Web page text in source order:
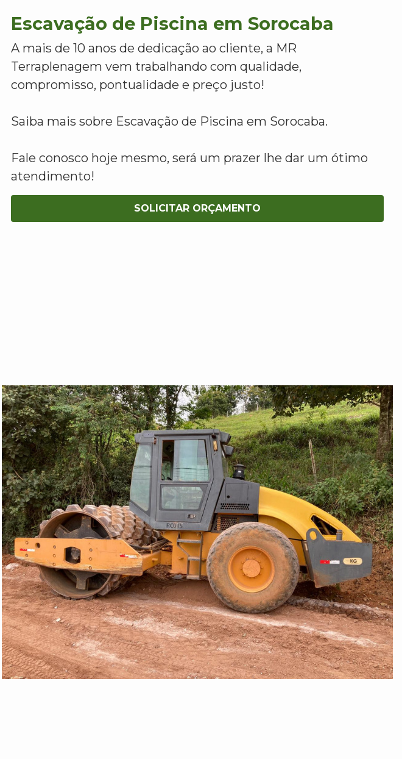
Escavação de Piscina em Sorocaba
A mais de 10 anos de dedicação ao cliente, a MR
Terraplenagem vem trabalhando com qualidade,
compromisso, pontualidade e preço justo!
Saiba mais sobre Escavação de Piscina em Sorocaba.
Fale conosco hoje mesmo, será um prazer lhe dar um ótimo
atendimento!
SOLICITAR ORÇAMENTO